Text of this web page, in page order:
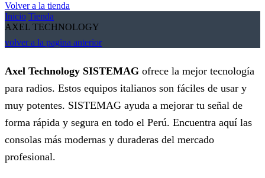
Volver a la tienda
Inicio Tienda
AXEL TECHNOLOGY
volver a la pagina anterior
Axel Technology SISTEMAG ofrece la mejor tecnología
para radios. Estos equipos italianos son fáciles de usar y
muy potentes. SISTEMAG ayuda a mejorar tu señal de
forma rápida y segura en todo el Perú. Encuentra aquí las
consolas más modernas y duraderas del mercado
profesional.